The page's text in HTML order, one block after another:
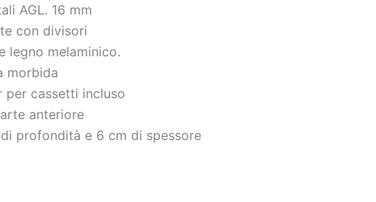
AGL. 16 mm
con divisori
legno melaminico.
morbida
per cassetti incluso
anteriore
profondità e 6 cm di spessore